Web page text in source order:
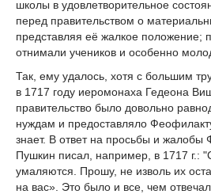
школы в удовлетворительное
перед правительством о
представляя её жалкое положение;
отнимали учеников и особенно
Так, ему удалось, хотя с большим
в 1717 году иеромонаха Гедеона
правительство было довольно
нуждам и предоставляло
знает. В ответ на просьбы и
Пушкин писал, например, в 1717 г.:
умаляются. Прошу, не изволь их
на вас». Это было и все, чем